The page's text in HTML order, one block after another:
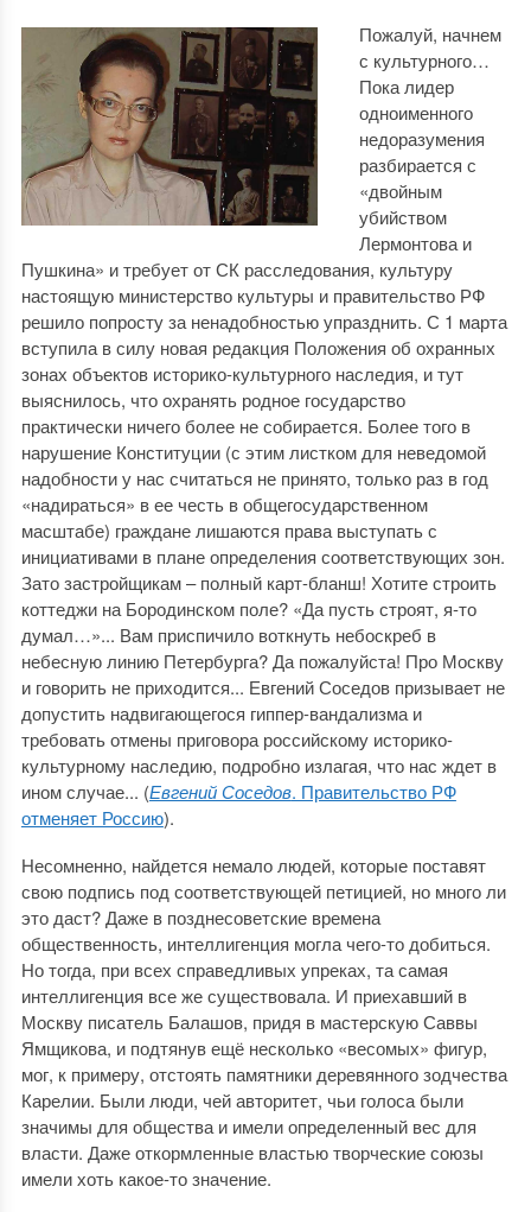
Пожалуй, начнем
с культурного…
Пока лидер
одноименного
недоразумения
разбирается с
«двойным
убийством
Лермонтова и
Пушкина» и требует от СК расследования, культуру
настоящую министерство культуры и правительство РФ
решило попросту за ненадобностью упразднить. С 1 марта
вступила в силу новая редакция Положения об охранных
зонах объектов историко-культурного наследия, и тут
выяснилось, что охранять родное государство
практически ничего более не собирается. Более того в
нарушение Конституции (с этим листком для неведомой
надобности у нас считаться не принято, только раз в год
«надираться» в ее честь в общегосударственном
масштабе) граждане лишаются права выступать с
инициативами в плане определения соответствующих зон.
Зато застройщикам – полный карт-бланш! Хотите строить
коттеджи на Бородинском поле? «Да пусть строят, я-то
думал…»... Вам приспичило воткнуть небоскреб в
небесную линию Петербурга? Да пожалуйста! Про Москву
и говорить не приходится... Евгений Соседов призывает не
допустить надвигающегося гиппер-вандализма и
требовать отмены приговора российскому историко-
культурному наследию, подробно излагая, что нас ждет в
ином случае... (Евгений Соседов. Правительство РФ
отменяет Россию).
Несомненно, найдется немало людей, которые поставят
свою подпись под соответствующей петицией, но много ли
это даст? Даже в позднесоветские времена
общественность, интеллигенция могла чего-то добиться.
Но тогда, при всех справедливых упреках, та самая
интеллигенция все же существовала. И приехавший в
Москву писатель Балашов, придя в мастерскую Саввы
Ямщикова, и подтянув ещё несколько «весомых» фигур,
мог, к примеру, отстоять памятники деревянного зодчества
Карелии. Были люди, чей авторитет, чьи голоса были
значимы для общества и имели определенный вес для
власти. Даже откормленные властью творческие союзы
имели хоть какое-то значение.